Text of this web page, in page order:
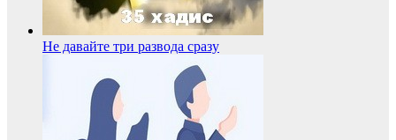
Не давайте три развода сразу